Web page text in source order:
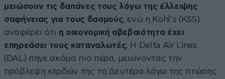
μειώσουν τις δαπάνες τους λόγω της έλλειψης
σαφήνειας για τους δασμούς, ενώ η Kohl’s (KSS)
αναφέρει ότι η οικονομική αβεβαιότητα έχει
επηρεάσει τους καταναλωτές. Η Delta Air Lines
(DAL) πήγε ακόμα πιο πέρα, μειώνοντας την
πρόβλεψη κερδών της τη Δευτέρα λόγω της πτώσης